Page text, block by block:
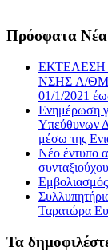
Πρόσφατα Νέα
ΕΚΤΕΛΕΣΗ
ΝΣΗΣ A/
01/1/2021
Ενημέρωση
Υπεύθυνων
μέσω της
Νέο έντυπο
Εμβολιασμός
Ταρατώρα
Τα